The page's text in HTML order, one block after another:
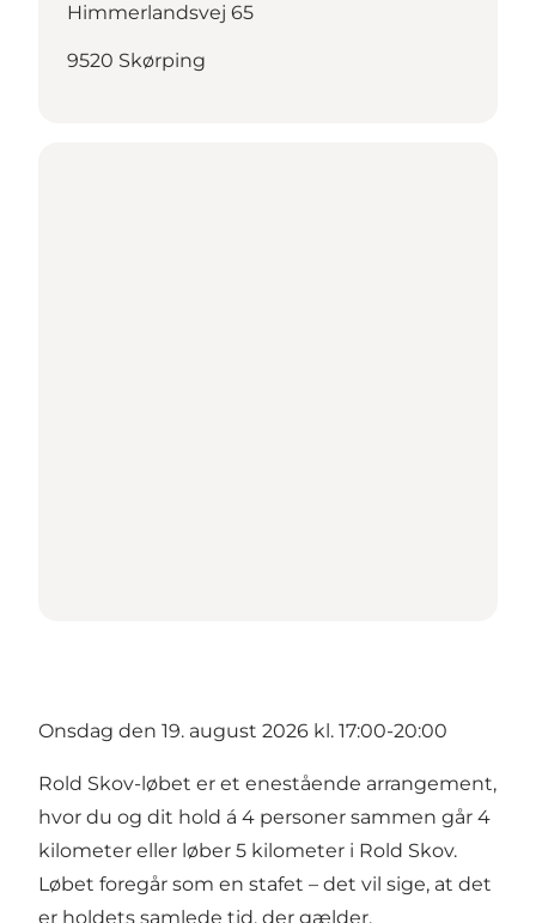
Himmerlandsvej 65
9520 Skørping
Onsdag den 19. august 2026 kl. 17:00-20:00
Rold Skov-løbet er et enestående arrangement,
hvor du og dit hold á 4 personer sammen går 4
kilometer eller løber 5 kilometer i Rold Skov.
Løbet foregår som en stafet – det vil sige, at det
er holdets samlede tid, der gælder.